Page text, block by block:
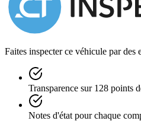
Faites inspecter ce véhicule par des
Transparence sur 128 points
Notes d'état pour chaque